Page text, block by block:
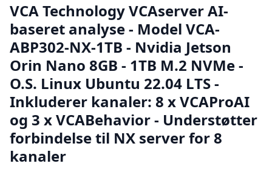
VCA Technology VCAserver AI-
baseret analyse - Model VCA-
ABP302-NX-1TB - Nvidia Jetson
Orin Nano 8GB - 1TB M.2 NVMe -
O.S. Linux Ubuntu 22.04 LTS -
Inkluderer kanaler: 8 x VCAProAI
og 3 x VCABehavior - Understøtter
forbindelse til NX server for 8
kanaler